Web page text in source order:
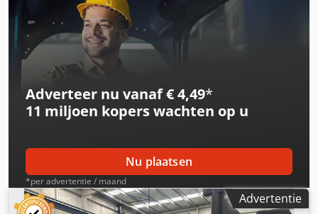
2000 x 700 mm Slagen: 2000 x 800 x 800 mm
Spindelopname: SA 50 Maximale spindelsnelheid: 2500
tpm Gewicht: 10.000 kg Dkjdpfx Afezbrkpeijr
Adverteer nu vanaf € 4,49*
11 miljoen koperswachten op u
Nu plaatsen
*per advertentie / maand
Advertentie